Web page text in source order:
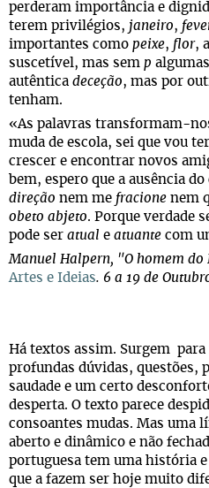
perderam importância e
terem privilégios, janeiro,
importantes como peixe, flor,
suscetível, mas sem p
autêntica deceção, mas por
tenham.
«As palavras transformam-
muda de escola, sei que vou
crescer e encontrar novos
bem, espero que a ausência
direção nem me fracione nem
obeto abjeto. Porque verdade
pode ser atual e atuante com
Manuel Halpern, "O homem
Artes e Ideias. 6 a 19 de
Há textos assim. Surgem
profundas dúvidas, questões,
saudade e um certo
desperta. O texto parece
consoantes mudas. Mas uma
aberto e dinâmico e não
portuguesa tem uma história e
que a fazem ser hoje muito